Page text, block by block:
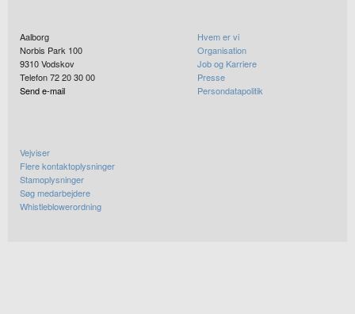
Aalborg
Norbis Park 100
9310Vodskov
Telefon 72 20 30 00
Send e-mail
Hvem er vi
Organisation
Job og Karriere
Presse
Persondatapolitik
Vejviser
Flere kontaktoplysninger
Stamoplysninger
Søg medarbejdere
Whistleblowerordning